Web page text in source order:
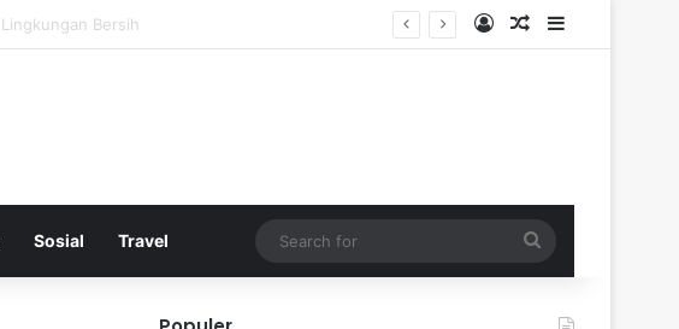
Log InRandom Article
Sidebar
Sosial Travel
for